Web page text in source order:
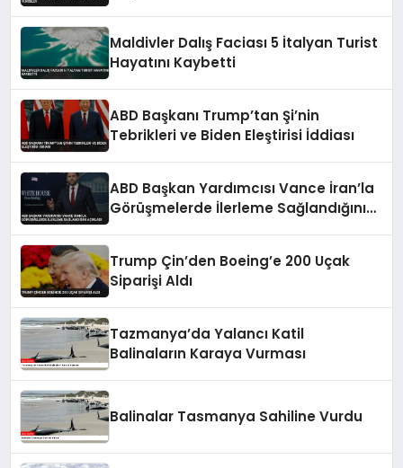
Maldivler Dalış Faciası 5 İtalyan Turist
Hayatını Kaybetti
ABD Başkanı Trump’tan Şi’nin
Tebrikleri ve Biden Eleştirisi İddiası
ABD Başkan Yardımcısı Vance İran’la
Görüşmelerde İlerleme Sağlandığını
Trump Çin’den Boeing’e 200 Uçak
Siparişi Aldı
Tazmanya’da Yalancı Katil
Balinaların Karaya Vurması
Balinalar Tasmanya Sahiline Vurdu